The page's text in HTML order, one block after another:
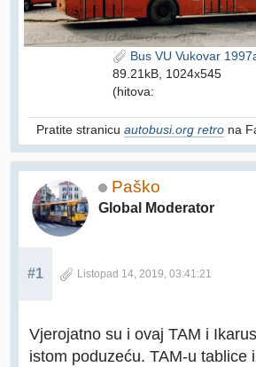
Bus VU Vukovar
89.21kB, 1024x545
(hitova:
Pratite stranicu autobusi.org retro na
Paško
Global Moderator
#1 Listopad 14, 2019, 03:41:21
Vjerojatno su i ovaj TAM i
istom poduzeću. TAM-u tablice